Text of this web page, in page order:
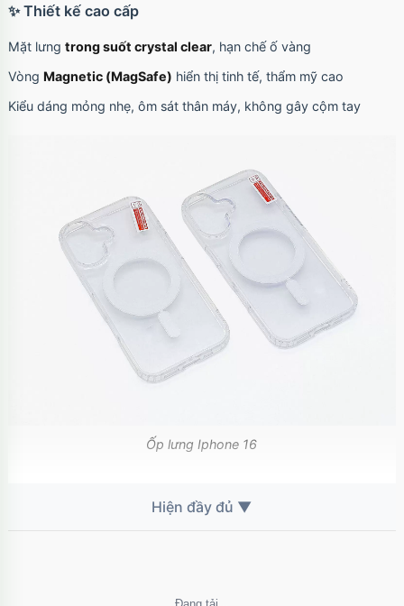
✨ Thiết kế cao cấp
Mặt lưng trong suốt crystal clear, hạn chế ố vàng
Vòng Magnetic (MagSafe) hiển thị tinh tế, thẩm mỹ cao
Kiểu dáng mỏng nhẹ, ôm sát thân máy, không gây cộm tay
Ốp lưng Iphone 16